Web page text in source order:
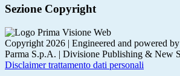
Sezione Copyright
Copyright 2026 | Engineered and powered
Parma S.p.A. | Divisione Publishing & New
Disclaimer trattamento dati personali